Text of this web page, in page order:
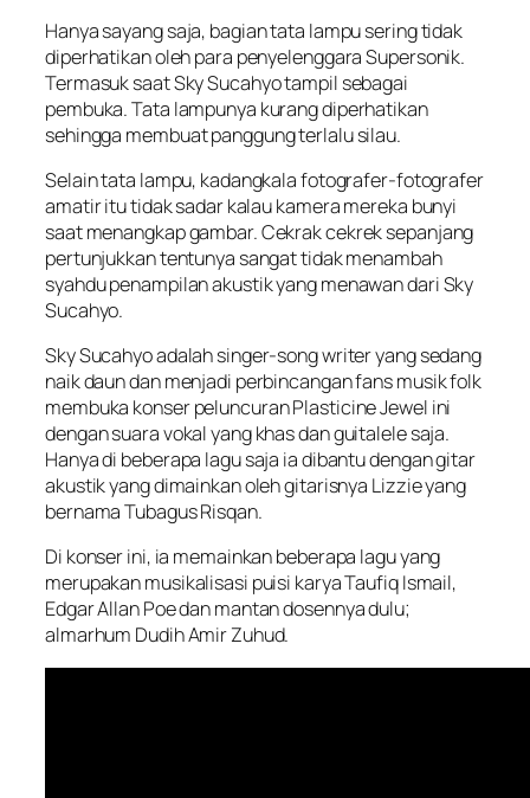
Hanya sayang saja, bagian tata lampu sering tidak
diperhatikan oleh para penyelenggara Supersonik.
Termasuk saat Sky Sucahyo tampil sebagai
pembuka. Tata lampunya kurang diperhatikan
sehingga membuat panggung terlalu silau.
Selain tata lampu, kadangkala fotografer-fotografer
amatir itu tidak sadar kalau kamera mereka bunyi
saat menangkap gambar. Cekrak cekrek sepanjang
pertunjukkan tentunya sangat tidak menambah
syahdu penampilan akustik yang menawan dari Sky
Sucahyo.
Sky Sucahyo adalah singer-song writer yang sedang
naik daun dan menjadi perbincangan fans musik folk
membuka konser peluncuran Plasticine Jewel ini
dengan suara vokal yang khas dan guitalele saja.
Hanya di beberapa lagu saja ia dibantu dengan gitar
akustik yang dimainkan oleh gitarisnya Lizzie yang
bernama Tubagus Risqan.
Di konser ini, ia memainkan beberapa lagu yang
merupakan musikalisasi puisi karya Taufiq Ismail,
Edgar Allan Poe dan mantan dosennya dulu;
almarhum Dudih Amir Zuhud.